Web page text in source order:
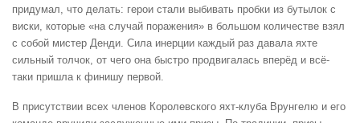
придумал, что делать: герои стали выбивать пробки из бутылок с
виски, которые «на случай поражения» в большом количестве взял
с собой мистер Денди. Сила инерции каждый раз давала яхте
сильный толчок, от чего она быстро продвигалась вперёд и всё-
таки пришла к финишу первой.
В присутствии всех членов Королевского яхт-клуба Врунгелю и его